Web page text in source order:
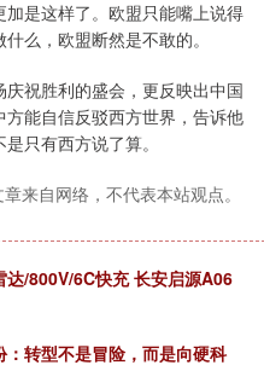
是这样了。欧盟只能嘴上说得
么，欧盟断然是不敢的。
祝胜利的盛会，更反映出中国
能自信反驳西方世界，告诉他
只有西方说了算。
来自网络，不代表本站观点。
/800V/6C快充 长安启源A06
转型不是冒险，而是向硬科